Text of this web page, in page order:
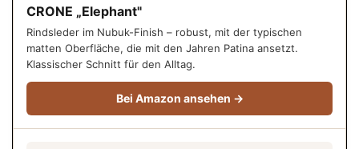
CRONE „Elephant"
Rindsleder im Nubuk-Finish – robust, mit der typischen
matten Oberfläche, die mit den Jahren Patina ansetzt.
Klassischer Schnitt für den Alltag.
Bei Amazon ansehen →